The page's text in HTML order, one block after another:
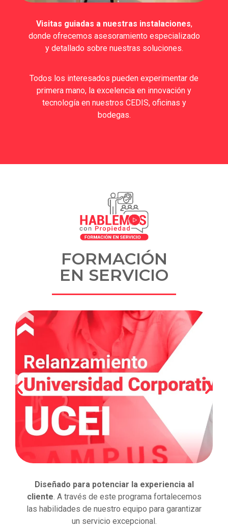
Visitas guiadas a nuestras instalaciones,
donde ofrecemos asesoramiento especializado
y detallado sobre nuestras soluciones.
Todos los interesados pueden experimentar de
primera mano, la excelencia en innovación y
tecnología en nuestros CEDIS, oficinas y
bodegas.
Diseñado para potenciar la experiencia al
cliente. A través de este programa fortalecemos
las habilidades de nuestro equipo para garantizar
un servicio excepcional.
FORMACIÓN
EN SERVICIO